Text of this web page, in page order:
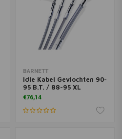
BARNETT
Idle Kabel Gevlochten 90-
95 B.T. / 88-95 XL
€76,14